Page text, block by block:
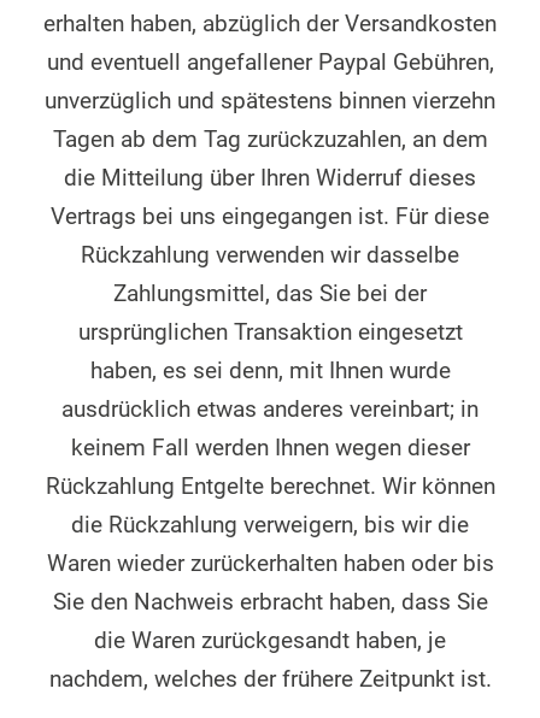
erhalten haben, abzüglich der Versandkosten
und eventuell angefallener Paypal Gebühren,
unverzüglich und spätestens binnen vierzehn
Tagen ab dem Tag zurückzuzahlen, an dem
die Mitteilung über Ihren Widerruf dieses
Vertrags bei uns eingegangen ist. Für diese
Rückzahlung verwenden wir dasselbe
Zahlungsmittel, das Sie bei der
ursprünglichen Transaktion eingesetzt
haben, es sei denn, mit Ihnen wurde
ausdrücklich etwas anderes vereinbart; in
keinem Fall werden Ihnen wegen dieser
Rückzahlung Entgelte berechnet. Wir können
die Rückzahlung verweigern, bis wir die
Waren wieder zurückerhalten haben oder bis
Sie den Nachweis erbracht haben, dass Sie
die Waren zurückgesandt haben, je
nachdem, welches der frühere Zeitpunkt ist.